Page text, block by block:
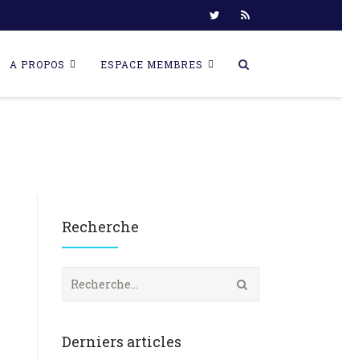
A PROPOS ESPACE MEMBRES
Recherche
e
Derniers articles